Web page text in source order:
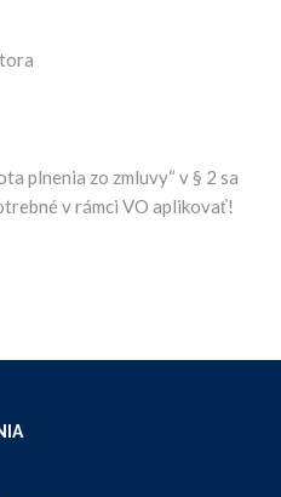
plnenia zo zmluvy“ v § 2 sa
v rámci VO aplikovať!